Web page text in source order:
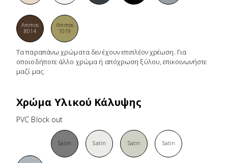
Ammos
8014
Ammos
1019
Τα παραπάνω χρώματα δεν έχουν επιπλέον χρέωση. Για
οποιοδήποτε άλλο χρώμα ή απόχρωση ξύλου, επικοινωνήστε
μαζί μας.
Χρώμα Υλικού Κάλυψης
PVC Block out
Satin Satin Satin Satin